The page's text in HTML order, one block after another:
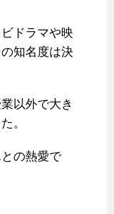
ドラマや映
知名度は決
以外で大き
。
の熱愛で